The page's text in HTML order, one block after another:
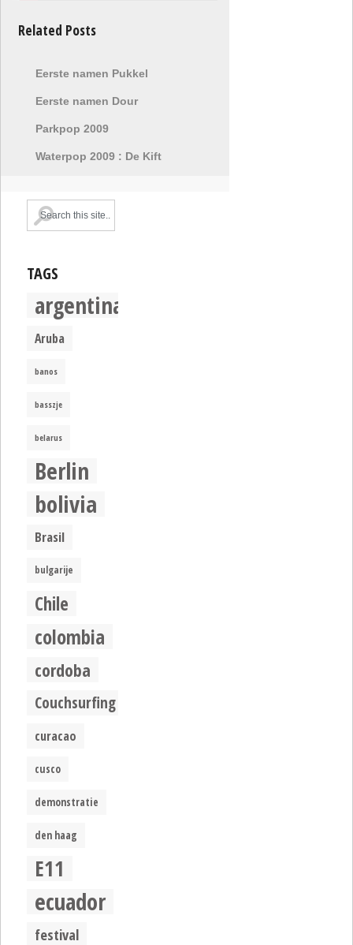
Related Posts
Eerste namen Pukkel
Eerste namen Dour
Parkpop 2009
Waterpop 2009 : De Kift
TAGS
argentina
Aruba
banos
basszje
belarus
Berlin
bolivia
Brasil
bulgarije
Chile
colombia
cordoba
Couchsurfing
curacao
cusco
demonstratie
den haag
E11
ecuador
festival